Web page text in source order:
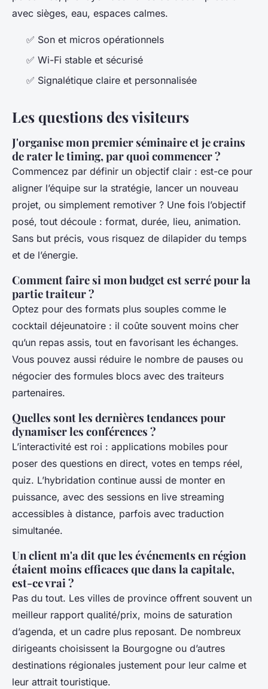
avec sièges, eau, espaces calmes.
✅ Son et micros opérationnels
✅ Wi-Fi stable et sécurisé
✅ Signalétique claire et personnalisée
Les questions des visiteurs
J'organise mon premier séminaire et je crains
de rater le timing, par quoi commencer ?
Commencez par définir un objectif clair : est-ce pour
aligner l’équipe sur la stratégie, lancer un nouveau
projet, ou simplement remotiver ? Une fois l’objectif
posé, tout découle : format, durée, lieu, animation.
Sans but précis, vous risquez de dilapider du temps
et de l’énergie.
Comment faire si mon budget est serré pour la
partie traiteur ?
Optez pour des formats plus souples comme le
cocktail déjeunatoire : il coûte souvent moins cher
qu’un repas assis, tout en favorisant les échanges.
Vous pouvez aussi réduire le nombre de pauses ou
négocier des formules blocs avec des traiteurs
partenaires.
Quelles sont les dernières tendances pour
dynamiser les conférences ?
L’interactivité est roi : applications mobiles pour
poser des questions en direct, votes en temps réel,
quiz. L’hybridation continue aussi de monter en
puissance, avec des sessions en live streaming
accessibles à distance, parfois avec traduction
simultanée.
Un client m'a dit que les événements en région
étaient moins efficaces que dans la capitale,
est-ce vrai ?
Pas du tout. Les villes de province offrent souvent un
meilleur rapport qualité/prix, moins de saturation
d’agenda, et un cadre plus reposant. De nombreux
dirigeants choisissent la Bourgogne ou d’autres
destinations régionales justement pour leur calme et
leur attrait touristique.